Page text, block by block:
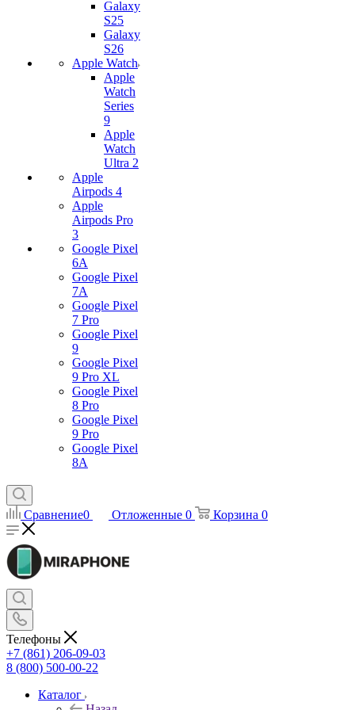
Galaxy
S25
Galaxy
S26
Apple Watch
Apple
Watch
Series
9
Apple
Watch
Ultra 2
Apple
Airpods 4
Apple
Airpods Pro
3
Google Pixel
6A
Google Pixel
7А
Google Pixel
7 Pro
Google Pixel
9
Google Pixel
9 Pro XL
Google Pixel
8 Pro
Google Pixel
9 Pro
Google Pixel
8A
Сравнение0 Отложенные 0 Корзина 0
Телефоны
+7 (861) 206-09-03
8 (800) 500-00-22
Каталог